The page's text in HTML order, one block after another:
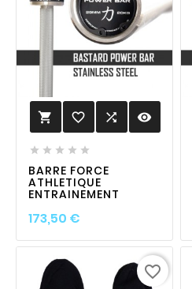
 favorite_border  visibility
    
BARRE FORCE
ATHLETIQUE
ENTRAINEMENT
173,50 €Prix
favorite_border